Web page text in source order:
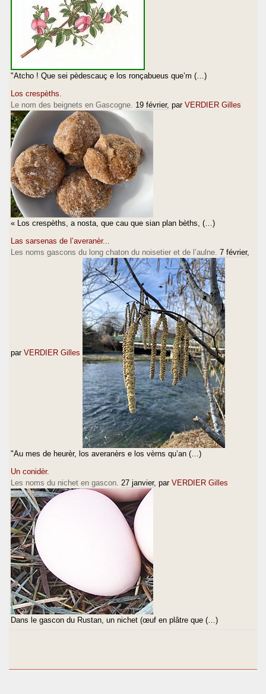
"Atcho ! Que sei pèdescauç e los ronçabueus que’m (…)
Los crespèths.
Le nom des beignets en Gascogne. 19 février, par VERDIER Gilles
« Los crespèths, a nosta, que cau que sian plan bèths, (…)
Las sarsenas de l’averanèr...
Les noms gascons du long chaton du noisetier et de l’aulne. 7 février,
par VERDIER Gilles
"Au mes de heurèr, los averanèrs e los vèrns qu’an (…)
Un conidèr.
Les noms du nichet en gascon. 27 janvier, par VERDIER Gilles
Dans le gascon du Rustan, un nichet (œuf en plâtre que (…)